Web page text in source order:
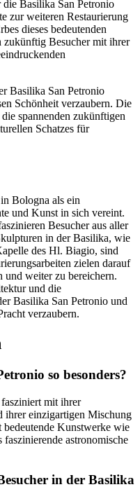
Basilika San Petronio
zur weiteren Restaurierung
dieses bedeutenden
Besucher mit ihrer
Basilika San Petronio
Schönheit verzaubern. Die
spannenden zukünftigen
Schatzes für
Bologna als ein
und Kunst in sich vereint.
Besucher aus aller
in der Basilika, wie
des Hl. Biagio, sind
zielen darauf
und weiter zu bereichern.
und die
Basilika San Petronio und
verzaubern.
so besonders?
mit ihrer
ihrer einzigartigen Mischung
bedeutende Kunstwerke wie
astronomische
in der Basilika